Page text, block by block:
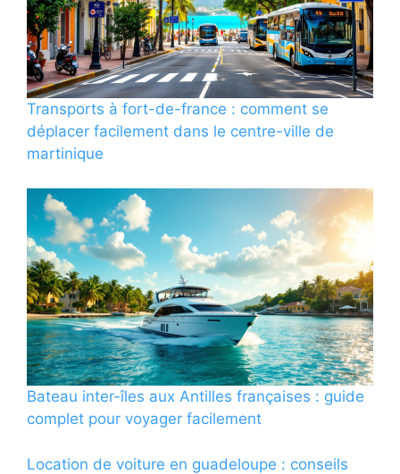
Transports à fort-de-france : comment se
déplacer facilement dans le centre-ville de
martinique
Bateau inter-îles aux Antilles françaises : guide
complet pour voyager facilement
Location de voiture en guadeloupe : conseils